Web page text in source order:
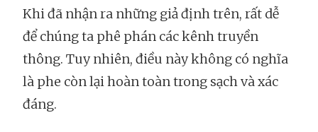
Khi đã nhận ra những giả định trên, rất dễ
để chúng ta phê phán các kênh truyền
thông. Tuy nhiên, điều này không có nghĩa
là phe còn lại hoàn toàn trong sạch và xác
đáng.